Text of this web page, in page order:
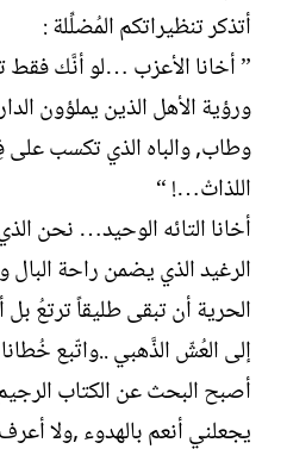
أتذكر تنظيراتكم المُضلِّلة :
” أخانا الأعزب …لو أنَّك فقط
ورؤية الأهل الذين يملؤون
وطاب, والباه الذي تكسب
اللذاتْ…! “
أخانا التائه الوحيد… نحن
الرغيد الذي يضمن راحة
الحرية أن تبقى طليقاً ترتعُ
إلى العُشّ الذَّهبي ..واتّبع
أصبح البحث عن الكتاب
يجعلني أنعم بالهدوء ,ولا